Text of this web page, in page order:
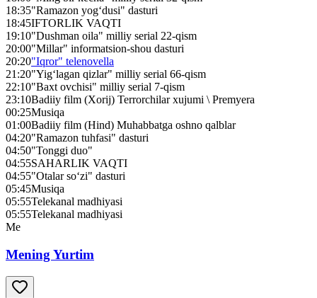
18:35"Ramazon yog‘dusi" dasturi
18:45IFTORLIK VAQTI
19:10"Dushman oila" milliy serial 22-qism
20:00"Millar" informatsion-shou dasturi
20:20"Iqror" telenovella
21:20"Yig‘lagan qizlar" milliy serial 66-qism
22:10"Baxt ovchisi" milliy serial 7-qism
23:10Badiiy film (Xorij) Terrorchilar xujumi \ Premyera
00:25Musiqa
01:00Badiiy film (Hind) Muhabbatga oshno qalblar
04:20"Ramazon tuhfasi" dasturi
04:50"Tonggi duo"
04:55SAHARLIK VAQTI
04:55"Otalar so‘zi" dasturi
05:45Musiqa
05:55Telekanal madhiyasi
05:55Telekanal madhiyasi
Me
Mening Yurtim